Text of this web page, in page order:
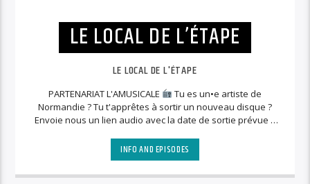
LE LOCAL DE L’ÉTAPE
LE LOCAL DE L'ÉTAPE
PARTENARIAT L'AMUSICALE
Tu es un•e artiste de
Normandie ? Tu t'apprêtes à sortir un nouveau disque ?
Envoie nous un lien audio avec la date de sortie prévue à
mise en avant sur les radios musicales de Normandie.
INFO AND EPISODES